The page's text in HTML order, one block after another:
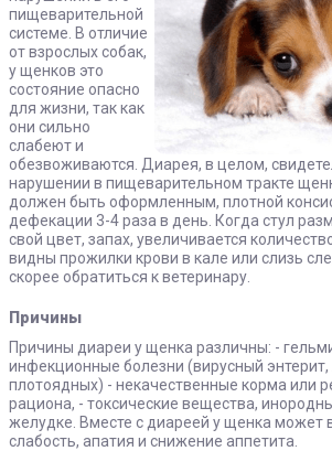
пищеварительной
системе. В отличие
от взрослых собак,
у щенков это
состояние опасно
для жизни, так как
они сильно
слабеют и
обезвоживаются. Диарея, в целом,
нарушении в пищеварительном тракте
должен быть оформленным, плотной
дефекации 3-4 раза в день. Когда стул
свой цвет, запах, увеличивается
видны прожилки крови в кале или слизь
скорее обратиться к ветеринару.
Причины
Причины диареи у щенка различны: -
инфекционные болезни (вирусный энтерит,
плотоядных) - некачественные корма или
рациона, - токсические вещества,
желудке. Вместе с диареей у щенка может
слабость, апатия и снижение аппетита.